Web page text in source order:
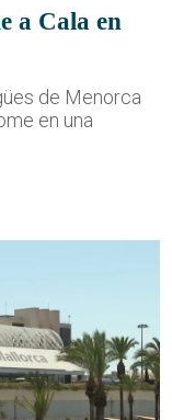
a Cala en
de Menorca
en una